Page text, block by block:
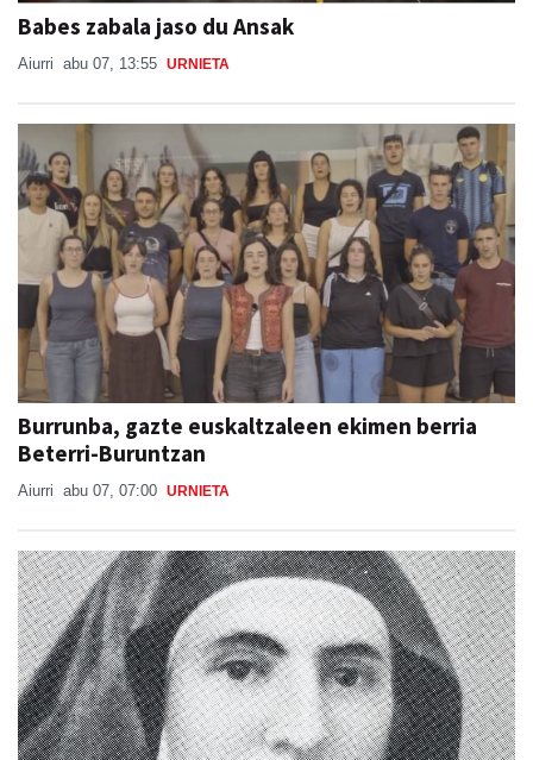
Babes zabala jaso du Ansak
Aiurri abu 07, 13:55 URNIETA
Burrunba, gazte euskaltzaleen ekimen berria
Beterri-Buruntzan
Aiurri abu 07, 07:00 URNIETA